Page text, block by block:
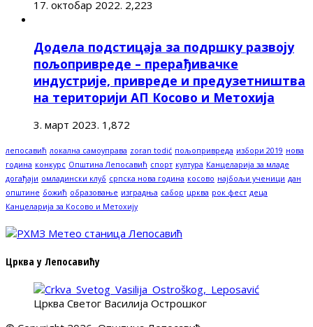
17. октобар 2022. 2,223
Додела подстицаја за подршку развоју
пољопривреде – прерађивачке
индустрије, привреде и предузетништва
на територији АП Косово и Метохија
3. март 2023. 1,872
лепосавић локална самоуправа zoran todić пољопривреда избори 2019 нова
година конкурс Општина Лепосавић спорт култура Канцеларија за младе
догађаји омладински клуб српска нова година косово најбољи ученици дан
општине божић образовање изградња сабор црква рок фест деца
Канцеларија за Косово и Метохију
Црква у Лепосавићу
Црква Светог Василија Острошког